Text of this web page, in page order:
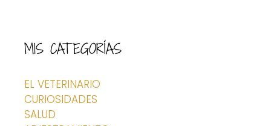
MIS CATEGORÍAS
EL VETERINARIO
CURIOSIDADES
SALUD